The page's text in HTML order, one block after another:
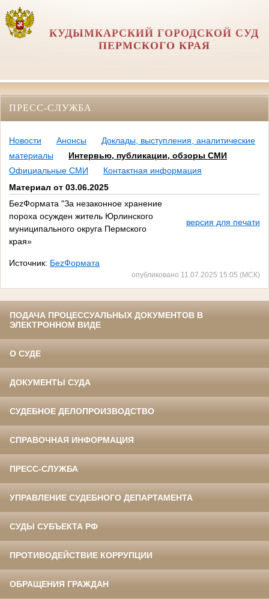
КУДЫМКАРСКИЙ ГОРОДСКОЙ СУД
ПЕРМСКОГО КРАЯ
ПРЕСС-СЛУЖБА
Новости Анонсы
Доклады, выступления, аналитические
материалы
Интервью, публикации, обзоры СМИ
Официальные СМИ
Контактная информация
Материал от 03.06.2025
БеzФормата "За незаконное хранение
пороха осужден житель Юрлинского
муниципального округа Пермского
края»
версия для печати
Источник: БеzФормата
опубликовано 11.07.2025 15:05 (МСК)
ПОДАЧА ПРОЦЕССУАЛЬНЫХ ДОКУМЕНТОВ В
ЭЛЕКТРОННОМ ВИДЕ
О СУДЕ
ДОКУМЕНТЫ СУДА
СУДЕБНОЕ ДЕЛОПРОИЗВОДСТВО
СПРАВОЧНАЯ ИНФОРМАЦИЯ
ПРЕСС-СЛУЖБА
УПРАВЛЕНИЕ СУДЕБНОГО ДЕПАРТАМЕНТА
СУДЫ СУБЪЕКТА РФ
ПРОТИВОДЕЙСТВИЕ КОРРУПЦИИ
ОБРАЩЕНИЯ ГРАЖДАН